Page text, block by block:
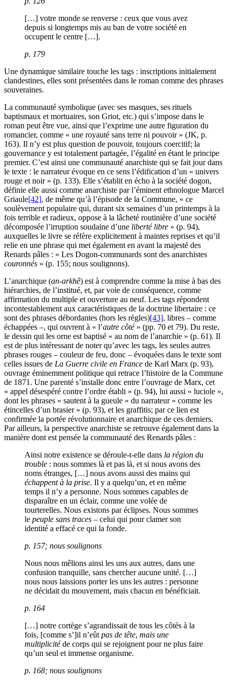
[…] votre monde se renverse : ceux que vous avez
depuis si longtemps mis au ban de votre société en
occupent le centre […].
p. 179
Une dynamique similaire touche les tags : inscriptions initialement
clandestines, elles sont présentées dans le roman comme des phrases
souveraines.
La communauté symbolique (avec ses masques, ses rituels
baptismaux et mortuaires, son Griot, etc.) qui s’impose dans le
roman peut être vue, ainsi que l’exprime une autre figuration du
romancier, comme « une royauté sans terre ni pouvoir » (JK, p.
163). Il n’y est plus question de pouvoir, toujours coercitif; la
gouvernance y est totalement partagée, l’égalité en étant le principe
premier. C’est ainsi une communauté anarchiste qui se fait jour dans
le texte : le narrateur évoque en ce sens l’édification d’un « univers
rouge et noir » (p. 133). Elle s’établit en écho à la société dogon,
définie elle aussi comme anarchiste par l’éminent ethnologue Marcel
Griaule[42], de même qu’à l’épisode de la Commune, « ce
soulèvement populaire qui, durant six semaines d’un printemps à la
fois terrible et radieux, oppose à la lâcheté routinière d’une société
décomposée l’irruption soudaine d’une liberté libre » (p. 94),
auxquelles le livre se réfère explicitement à maintes reprises et qu’il
relie en une phrase qui met également en avant la majesté des
Renards pâles : « Les Dogon-communards sont des anarchistes
couronnés » (p. 155; nous soulignons).
L’anarchique (an-arkhê) est à comprendre comme la mise à bas des
hiérarchies, de l’institué, et, par voie de conséquence, comme
affirmation du multiple et ouverture au neuf. Les tags répondent
incontestablement aux caractéristiques de la doctrine libertaire : ce
sont des phrases débordantes (hors les règles)[43], libres – comme
échappées –, qui ouvrent à « l’autre côté » (pp. 70 et 79). Du reste,
le dessin qui les orne est baptisé « au nom de l’anarchie » (p. 61). Il
est de plus intéressant de noter qu’avec les tags, les seules autres
phrases rouges – couleur de feu, donc – évoquées dans le texte sont
celles issues de La Guerre civile en France de Karl Marx (p. 93),
ouvrage éminemment politique qui retrace l’histoire de la Commune
de 1871. Une parenté s’installe donc entre l’ouvrage de Marx, cet
« appel désespéré contre l’ordre établi » (p. 94), lui aussi « luciole »,
dont les phrases « sautent à la gueule » du narrateur « comme les
étincelles d’un brasier » (p. 93), et les graffitis; par ce lien est
confirmée la portée révolutionnaire et anarchique de ces derniers.
Par ailleurs, la perspective anarchiste se retrouve également dans la
manière dont est pensée la communauté des Renards pâles :
Ainsi notre existence se déroule-t-elle dans la région du
trouble : nous sommes là et pas là, et si nous avons des
noms étranges, […] nous avons aussi des mains qui
échappent à la prise. Il y a quelqu’un, et en même
temps il n’y a personne. Nous sommes capables de
disparaître en un éclair, comme une volée de
tourterelles. Nous existons par éclipses. Nous sommes
le peuple sans traces – celui qui pour clamer son
identité a effacé ce qui la fonde.
p. 157; nous soulignons
Nous nous mêlions ainsi les uns aux autres, dans une
confusion tranquille, sans chercher aucune unité. […]
nous nous laissions porter les uns les autres : personne
ne décidait du mouvement, mais chacun en bénéficiait.
p. 164
[…] notre cortège s’agrandissait de tous les côtés à la
fois, [comme s’]il n’eût pas de tête, mais une
multiplicitéde corps qui se rejoignent pour ne plus faire
qu’un seul et immense organisme.
p. 168; nous soulignons